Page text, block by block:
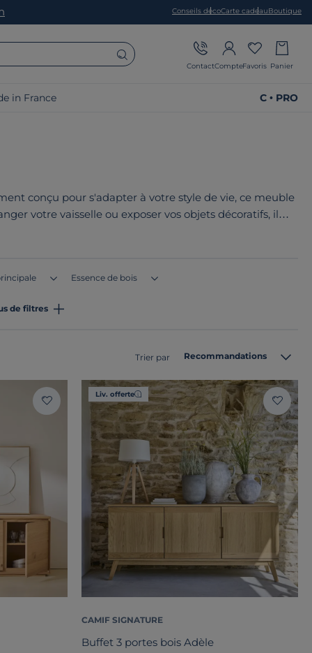
Conseils décoCarte cadeauBoutique
ContactCompteFavoris Panier
in France C • PRO
conçu pour s'adapter à votre style de vie, ce meuble
votre vaisselle ou exposer vos objets décoratifs, il
et trouvez le buffet idéal. Le point commun de nos
Essence de bois
de filtres
Trier par Recommandations
Liv. offerte
CAMIF SIGNATURE
Buffet 3 portes bois Adèle